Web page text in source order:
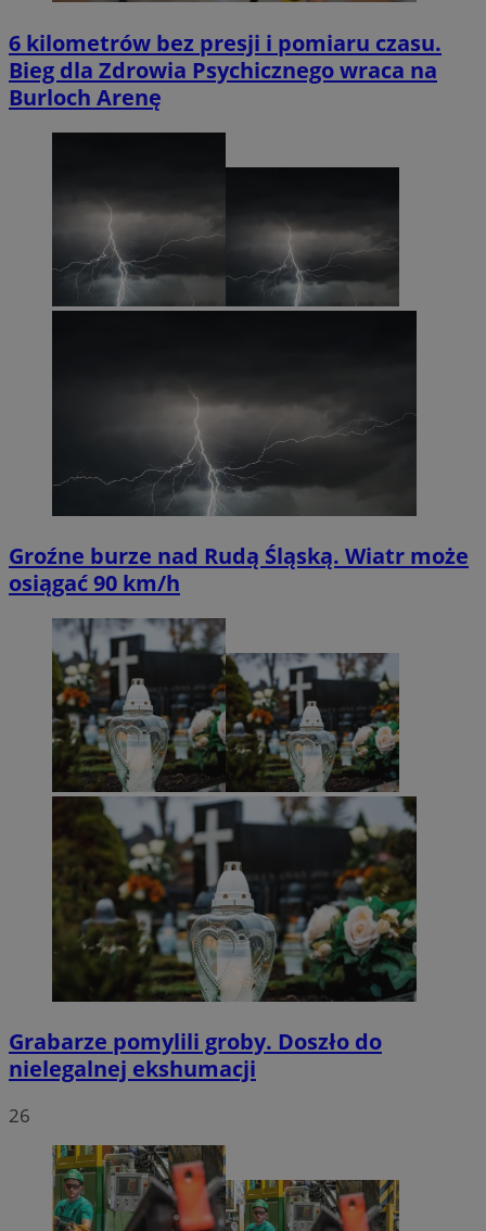
6 kilometrów bez presji i pomiaru czasu.
Bieg dla Zdrowia Psychicznego wraca na
Burloch Arenę
Groźne burze nad Rudą Śląską. Wiatr może
osiągać 90 km/h
Grabarze pomylili groby. Doszło do
nielegalnej ekshumacji
26